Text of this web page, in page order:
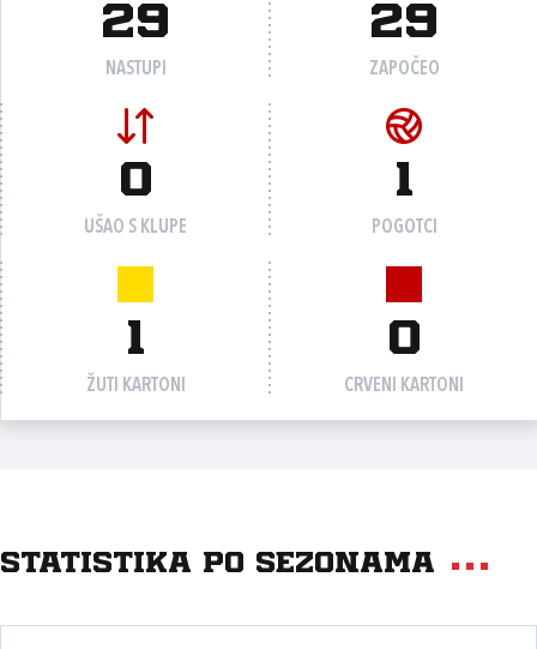
29
NASTUPI
29
ZAPOČEO
0
UŠAO S KLUPE
1
POGOTCI
1
ŽUTI KARTONI
0
CRVENI KARTONI
Statistika po sezonama